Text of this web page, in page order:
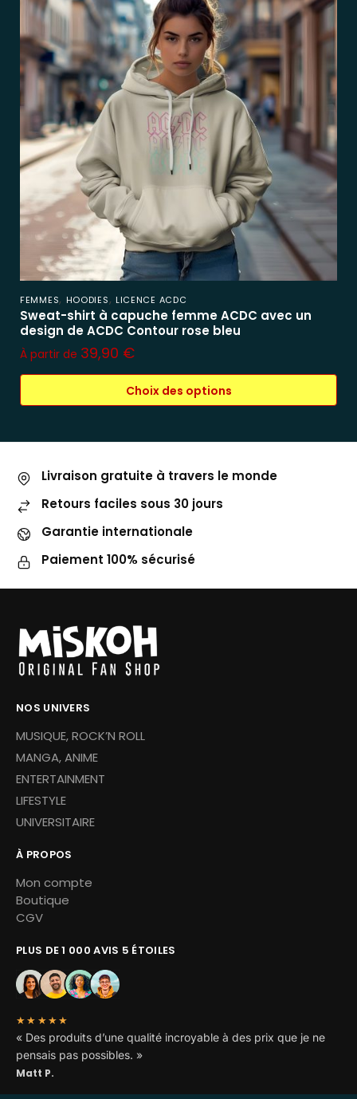
FEMMES, HOODIES, LICENCE ACDC
Sweat-shirt à capuche femme ACDC avec un
design de ACDC Contour rose bleu
À partir de 39,90 €
Choix des options
Livraison gratuite à travers le monde
Retours faciles sous 30 jours
Garantie internationale
Paiement 100% sécurisé
NOS UNIVERS
MUSIQUE, ROCK’N ROLL
MANGA, ANIME
ENTERTAINMENT
LIFESTYLE
UNIVERSITAIRE
À PROPOS
Mon compte
Boutique
CGV
PLUS DE 1 000 AVIS 5 ÉTOILES
★★★★★
« Des produits d’une qualité incroyable à des prix que je ne
pensais pas possibles. »
Matt P.